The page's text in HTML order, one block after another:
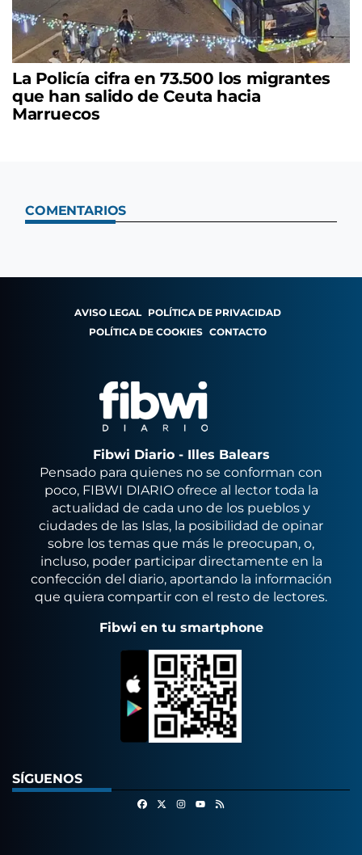
La Policía cifra en 73.500 los migrantes
que han salido de Ceuta hacia
Marruecos
COMENTARIOS
AVISO LEGAL POLÍTICA DE PRIVACIDAD
POLÍTICA DE COOKIES CONTACTO
Fibwi Diario - Illes Balears
Pensado para quienes no se conforman con
poco, FIBWI DIARIO ofrece al lector toda la
actualidad de cada uno de los pueblos y
ciudades de las Islas, la posibilidad de opinar
sobre los temas que más le preocupan, o,
incluso, poder participar directamente en la
confección del diario, aportando la información
que quiera compartir con el resto de lectores.
Fibwi en tu smartphone
SÍGUENOS
FacebookInstagram